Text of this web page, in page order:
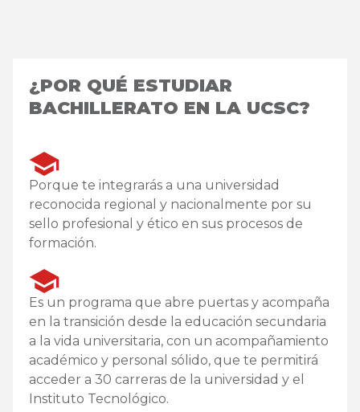
¿POR QUÉ ESTUDIAR
BACHILLERATO EN LA UCSC?
Porque te integrarás a una universidad
reconocida regional y nacionalmente por su
sello profesional y ético en sus procesos de
formación.
Es un programa que abre puertas y acompaña
en la transición desde la educación secundaria
a la vida universitaria, con un acompañamiento
académico y personal sólido, que te permitirá
acceder a 30 carreras de la universidad y el
Instituto Tecnológico.